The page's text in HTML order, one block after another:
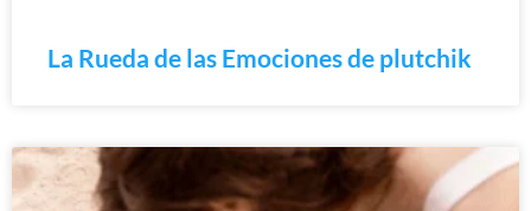
La Rueda de las Emociones de plutchik